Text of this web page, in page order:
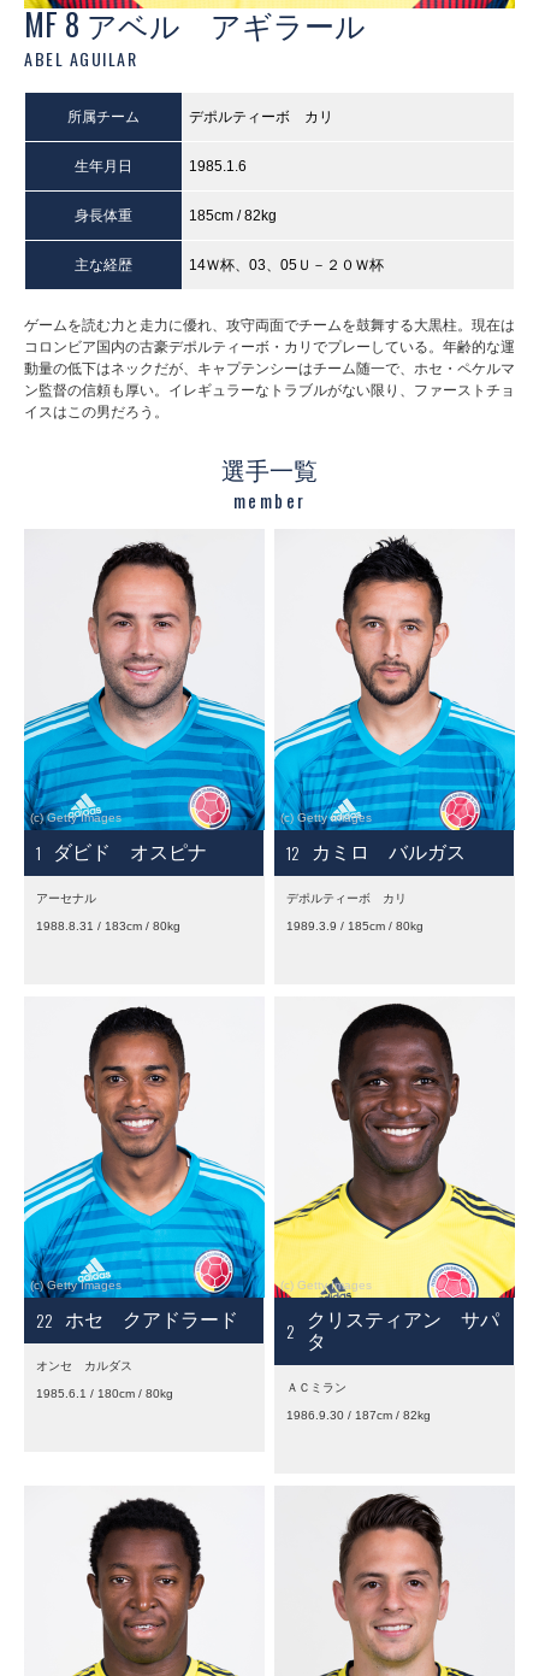
MF 8 アベル アギラール
ABEL AGUILAR
所属チーム デポルティーボ カリ
生年月日 1985.1.6
身長体重 185cm / 82kg
主な経歴 14Ｗ杯、03、05Ｕ－２０Ｗ杯
ゲームを読む力と走力に優れ、攻守両面でチームを鼓舞する大黒柱。現在は
コロンビア国内の古豪デポルティーボ・カリでプレーしている。年齢的な運
動量の低下はネックだが、キャプテンシーはチーム随一で、ホセ・ペケルマ
ン監督の信頼も厚い。イレギュラーなトラブルがない限り、ファーストチョ
イスはこの男だろう。
選手一覧
member
1 ダビド オスピナ
アーセナル
1988.8.31 / 183cm / 80kg
12 カミロ バルガス
デポルティーボ カリ
1989.3.9 / 185cm / 80kg
22 ホセ クアドラード
オンセ カルダス
1985.6.1 / 180cm / 80kg
2
クリスティアン サパ
タ
ＡＣミラン
1986.9.30 / 187cm / 82kg